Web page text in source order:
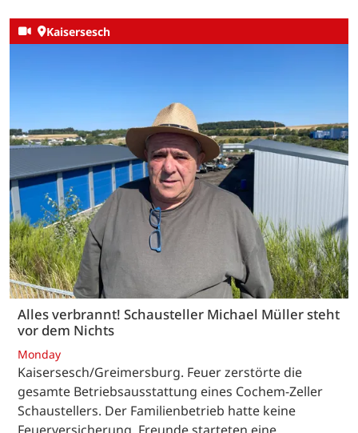
Kaisersesch
Alles verbrannt! Schausteller Michael Müller steht
vor dem Nichts
Monday
Kaisersesch/Greimersburg. Feuer zerstörte die
gesamte Betriebsausstattung eines Cochem-Zeller
Schaustellers. Der Familienbetrieb hatte keine
Feuerversicherung. Freunde starteten eine